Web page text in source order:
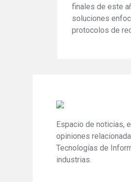
finales de este
soluciones
protocolos de
Espacio de noticias,
opiniones
Tecnologías de
industrias.